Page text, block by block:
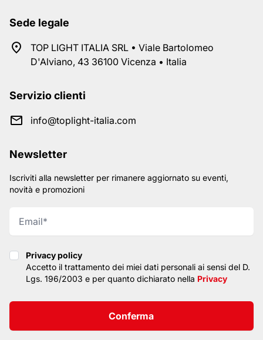
Sede legale
TOP LIGHT ITALIA SRL • Viale Bartolomeo
D'Alviano, 43 36100 Vicenza • Italia
Servizio clienti
info@toplight-italia.com
Newsletter
Iscriviti alla newsletter per rimanere aggiornato su eventi,
novità e promozioni
Privacy policy
Privacy policy
Accetto il trattamento dei miei dati personali ai sensi del D.
Lgs. 196/2003 e per quanto dichiarato nella Privacy
Conferma